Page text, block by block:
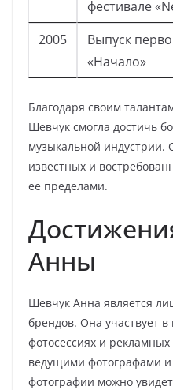
фестивале
2005
Выпуск
«Начало»
Благодаря своим
Шевчук смогла достичь
музыкальной индустрии.
известных и
ее пределами.
Анны
Шевчук Анна является
брендов. Она участвует
фотосессиях и
ведущими фотографами и
фотографии можно